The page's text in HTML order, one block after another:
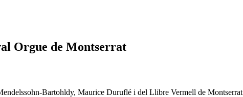
Orgue de Montserrat
Bartohldy, Maurice Duruflé i del Llibre Vermell de Montserrat